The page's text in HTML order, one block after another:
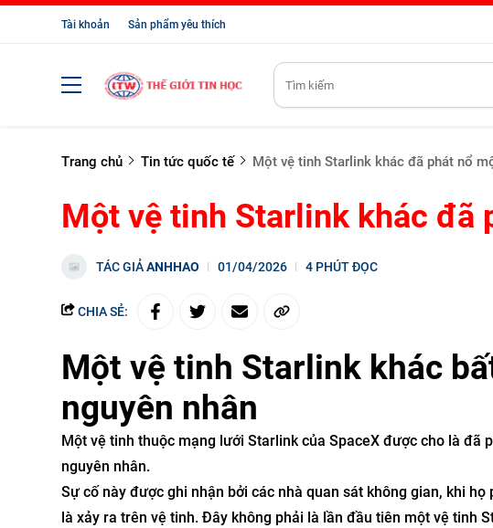
Tài khoản Sản phẩm yêu thích
Trang chủ Tin tức quốc tế Một vệ tinh Starlink khác đã phát nổ
Một vệ tinh Starlink khác đã
TÁC GIẢANHHAO 01/04/2026 4 PHÚT ĐỌC
CHIA SẺ:
Một vệ tinh Starlink khác
nguyên nhân
Một vệ tinh thuộc mạng lưới Starlink của SpaceX được cho là đã
nguyên nhân.
Sự cố này được ghi nhận bởi các nhà quan sát không gian, khi
là xảy ra trên vệ tinh. Đây không phải là lần đầu tiên một vệ tinh